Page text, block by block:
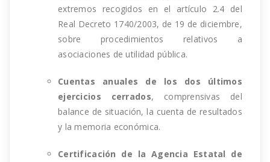
extremos recogidos en el artículo 2.4 del
Real Decreto 1740/2003, de 19 de diciembre,
sobre procedimientos relativos a
asociaciones de utilidad pública.
Cuentas anuales de los dos últimos
ejercicios cerrados, comprensivas del
balance de situación, la cuenta de resultados
y la memoria económica.
Certificación de la Agencia Estatal de